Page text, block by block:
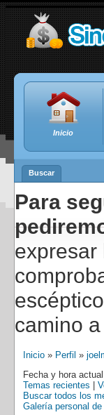
Inicio
Buscar
Para
expresar
camino
Inicio » Perfil »
Fecha y hora
Temas recientes
Buscar todos los
Galería personal